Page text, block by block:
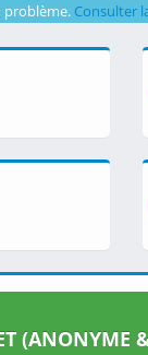
problème. Consulter
(ANONYME